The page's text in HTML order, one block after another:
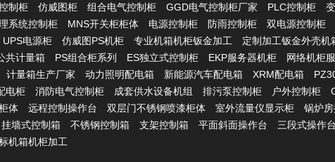
制柜 仿威图柜 组合电气控制柜 GGD电气控制柜厂家 PLC控制柜
系统控制柜 MNS开关柜柜体 电源控制柜 防雨控制柜 双电源控制柜
UPS电源柜 仿威图PS机柜 专业机箱机柜钣金加工
定制加工钣金外壳机
共计量箱 PS组合柜系列 ES独立式控制柜 EKP服务器机柜
网络机柜
计量箱生产厂家 动力照明配电箱 新能源汽车配电箱 XRM配电箱
电柜 消防电气控制柜 成套供水设备机组 排污泵控制柜 户外控制柜
体 远程控制操作台 双层门不锈钢喷漆柜体 室外流量仪显示柜
锅炉
挂墙式控制箱 不锈钢控制箱 支架控制箱 平面斜面操作台 三段式操作台
机箱机柜加工